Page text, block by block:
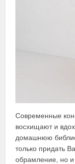
Современные
восхищают и
домашнюю
только придать
обрамление, но и